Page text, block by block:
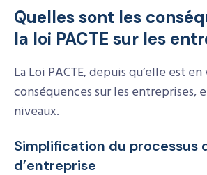
Quelles sont les
la loi PACTE sur les
La Loi PACTE, depuis qu’elle est
conséquences sur les entreprises,
niveaux.
Simplification du processus
d’entreprise